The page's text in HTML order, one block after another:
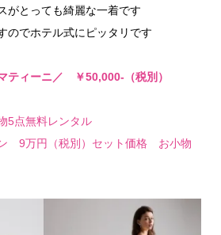
がとっても綺麗な一着です
のでホテル式にピッタリです
ティーニ／ ￥50,000-（税別）
5点無料レンタル
9万円（税別）セット価格 お小物